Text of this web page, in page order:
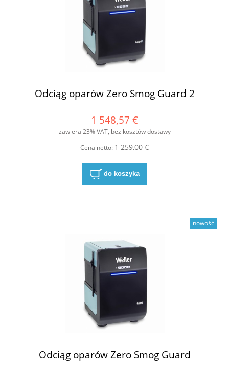
Odciąg oparów Zero Smog Guard 2
1 548,57 €
zawiera 23% VAT, bez kosztów dostawy
Cena netto: 1 259,00 €
do koszyka
Odciąg oparów Zero Smog Guard
nowość